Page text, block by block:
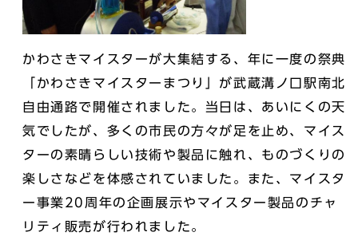
かわさきマイスターが大集結する、年に一度の祭典
「かわさきマイスターまつり」が武蔵溝ノ口駅南北
自由通路で開催されました。当日は、あいにくの天
気でしたが、多くの市民の方々が足を止め、マイス
ターの素晴らしい技術や製品に触れ、ものづくりの
楽しさなどを体感されていました。また、マイスタ
ー事業20周年の企画展示やマイスター製品のチャ
リティ販売が行われました。